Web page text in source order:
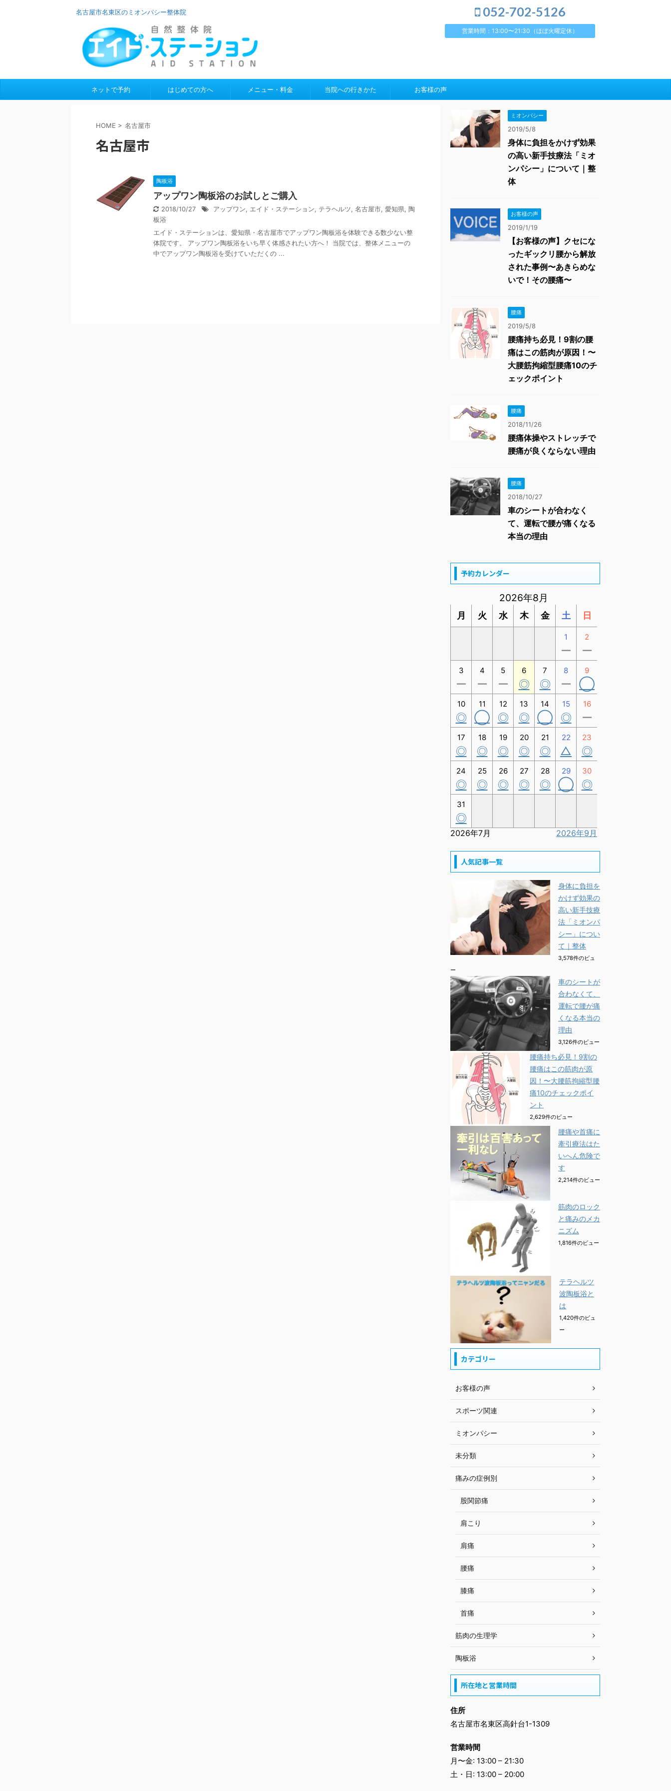
名古屋市名東区のミオンパシー整体院 052-702-5126
営業時間：13:00〜21:30（ほぼ火曜定休）
ネットで予約 はじめての方へ メニュー・料金 当院への行きかた お客様の声
HOME > 名古屋市
名古屋市
陶板浴
アップワン陶板浴のお試しとご購入
2018/10/27 アップワン, エイド・ステーション, テラヘルツ, 名古屋市, 愛知県, 陶
板浴
エイド・ステーションは、愛知県・名古屋市でアップワン陶板浴を体験できる数少ない整
体院です。 アップワン陶板浴をいち早く体感されたい方へ！ 当院では、整体メニューの
中でアップワン陶板浴を受けていただくの ...
ミオンパシー
2019/5/8
身体に負担をかけず効果
の高い新手技療法「ミオ
ンパシー」について｜整
体
お客様の声
2019/1/19
【お客様の声】クセにな
ったギックリ腰から解放
された事例〜あきらめな
いで！その腰痛〜
腰痛
2019/5/8
腰痛持ち必見！9割の腰
痛はこの筋肉が原因！〜
大腰筋拘縮型腰痛10のチ
ェックポイント
腰痛
2018/11/26
腰痛体操やストレッチで
腰痛が良くならない理由
腰痛
2018/10/27
車のシートが合わなく
て、運転で腰が痛くなる
本当の理由
予約カレンダー
2026年8月
月 火 水 木 金 土 日
1
ー
2
ー
3
ー
4
ー
5
ー
6
◎
7
◎
8
ー
9
◯
10
◎
11
◯
12
◎
13
◎
14
◯
15
◎
16
ー
17
◎
18
◎
19
◎
20
◎
21
◎
22
△
23
◎
24
◎
25
◎
26
◎
27
◎
28
◎
29
◯
30
◎
31
◎
2026年7月 2026年9月
人気記事一覧
身体に負担を
かけず効果の
高い新手技療
法「ミオンパ
シー」につい
て｜整体
3,578件のビュ
ー
車のシートが
合わなくて、
運転で腰が痛
くなる本当の
理由
3,126件のビュー
腰痛持ち必見！9割の
腰痛はこの筋肉が原
因！〜大腰筋拘縮型腰
痛10のチェックポイ
ント
2,629件のビュー
腰痛や首痛に
牽引療法はた
いへん危険で
す
2,214件のビュー
筋肉のロック
と痛みのメカ
ニズム
1,816件のビュー
テラヘルツ
波陶板浴と
は
1,420件のビュ
ー
カテゴリー
お客様の声
スポーツ関連
ミオンパシー
未分類
痛みの症例別
股関節痛
肩こり
肩痛
腰痛
膝痛
首痛
筋肉の生理学
陶板浴
所在地と営業時間
住所
名古屋市名東区高針台1-1309
営業時間
月〜金: 13:00 – 21:30
土・日: 13:00 – 20:00